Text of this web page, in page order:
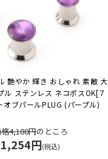
艶やか 輝き おしゃれ 素敵 大
ル ステンレス ネコポスOK[７
ブパールPLUG (パープル)
4,180円のところ
1,254円(税込)